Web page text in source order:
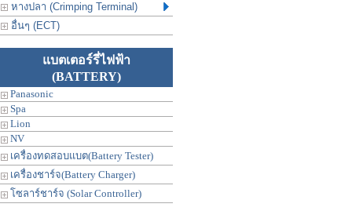
หางปลา (Crimping Terminal)
อื่นๆ (ECT)
แบตเตอร์รี่ไฟฟ้า
(BATTERY)
Panasonic
Spa
Lion
NV
เครื่องทดสอบแบต(Battery Tester)
เครื่องชาร์จ(Battery Charger)
โซลาร์ชาร์จ (Solar Controller)